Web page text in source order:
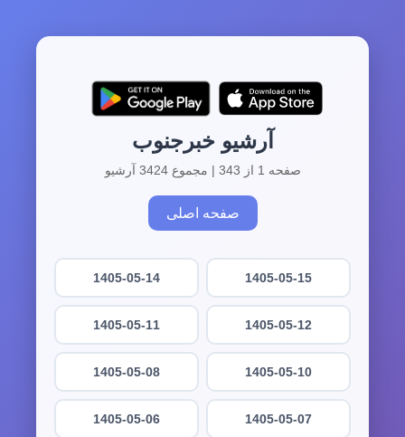
آرشیو خبرجنوب
صفحه 1 از 343 | مجموع 3424 آرشیو
صفحه اصلی
1405-05-15
1405-05-14
1405-05-12
1405-05-11
1405-05-10
1405-05-08
1405-05-07
1405-05-06